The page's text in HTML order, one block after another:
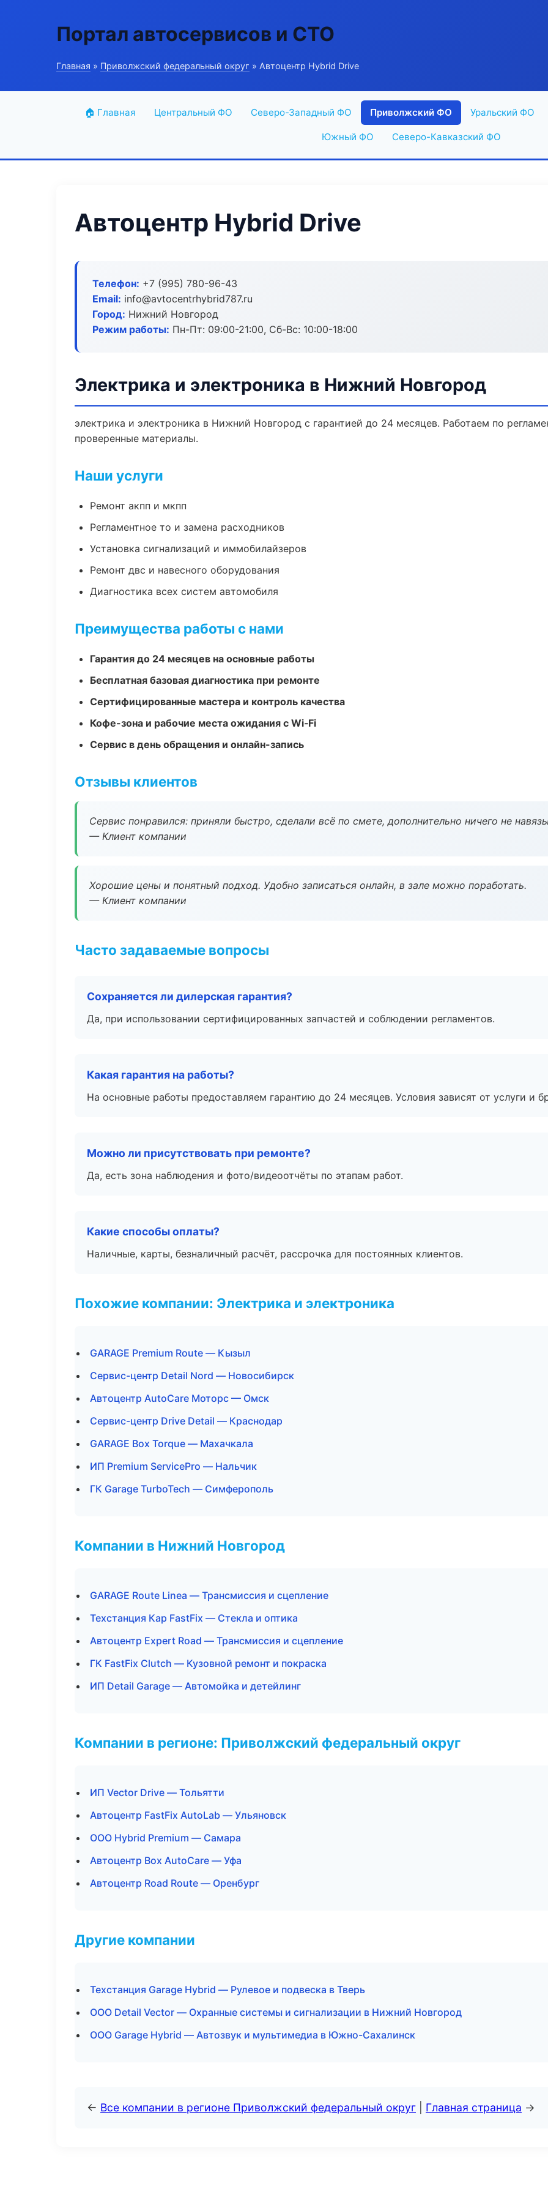
Портал автосервисов и СТО
Главная » Приволжский федеральный округ » Автоцентр Hybrid Drive
🏠 Главная Центральный ФО Северо-Западный ФО Приволжский ФО Уральский ФО
Южный ФО Северо-Кавказский ФО
Автоцентр Hybrid Drive
Телефон: +7 (995) 780-96-43
Email: info@avtocentrhybrid787.ru
Город: Нижний Новгород
Режим работы: Пн-Пт: 09:00-21:00, Сб-Вс: 10:00-18:00
Электрика и электроника в Нижний Новгород
электрика и электроника в Нижний Новгород с гарантией до 24 месяцев. Работаем по
проверенные материалы.
Наши услуги
Ремонт акпп и мкпп
Регламентное то и замена расходников
Установка сигнализаций и иммобилайзеров
Ремонт двс и навесного оборудования
Диагностика всех систем автомобиля
Преимущества работы с нами
Гарантия до 24 месяцев на основные работы
Бесплатная базовая диагностика при ремонте
Сертифицированные мастера и контроль качества
Кофе-зона и рабочие места ожидания с Wi‑Fi
Сервис в день обращения и онлайн-запись
Отзывы клиентов
Сервис понравился: приняли быстро, сделали всё по смете, дополнительно ничего не
— Клиент компании
Хорошие цены и понятный подход. Удобно записаться онлайн, в зале можно поработать.
— Клиент компании
Часто задаваемые вопросы
Сохраняется ли дилерская гарантия?
Да, при использовании сертифицированных запчастей и соблюдении регламентов.
Какая гарантия на работы?
На основные работы предоставляем гарантию до 24 месяцев. Условия зависят от услуги и
Можно ли присутствовать при ремонте?
Да, есть зона наблюдения и фото/видеоотчёты по этапам работ.
Какие способы оплаты?
Наличные, карты, безналичный расчёт, рассрочка для постоянных клиентов.
Похожие компании: Электрика и электроника
GARAGE Premium Route — Кызыл
Сервис-центр Detail Nord — Новосибирск
Автоцентр AutoCare Моторс — Омск
Сервис-центр Drive Detail — Краснодар
GARAGE Box Torque — Махачкала
ИП Premium ServicePro — Нальчик
ГК Garage TurboTech — Симферополь
Компании в Нижний Новгород
GARAGE Route Linea — Трансмиссия и сцепление
Техстанция Кар FastFix — Стекла и оптика
Автоцентр Expert Road — Трансмиссия и сцепление
ГК FastFix Clutch — Кузовной ремонт и покраска
ИП Detail Garage — Автомойка и детейлинг
Компании в регионе: Приволжский федеральный округ
ИП Vector Drive — Тольятти
Автоцентр FastFix AutoLab — Ульяновск
ООО Hybrid Premium — Самара
Автоцентр Box AutoCare — Уфа
Автоцентр Road Route — Оренбург
Другие компании
Техстанция Garage Hybrid — Рулевое и подвеска в Тверь
ООО Detail Vector — Охранные системы и сигнализации в Нижний Новгород
ООО Garage Hybrid — Автозвук и мультимедиа в Южно-Сахалинск
← Все компании в регионе Приволжский федеральный округ Главная страница →